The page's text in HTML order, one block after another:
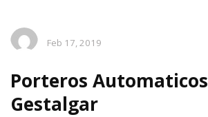
Feb 17, 2019
Porteros Automaticos
Gestalgar